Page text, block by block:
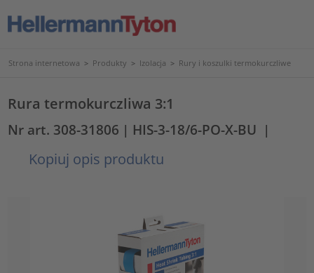
Strona internetowa > Produkty > Izolacja > Rury i koszulki termokurczliwe
Rura termokurczliwa 3:1
Nr art. 308-31806 | HIS-3-18/6-PO-X-BU |
Kopiuj opis produktu